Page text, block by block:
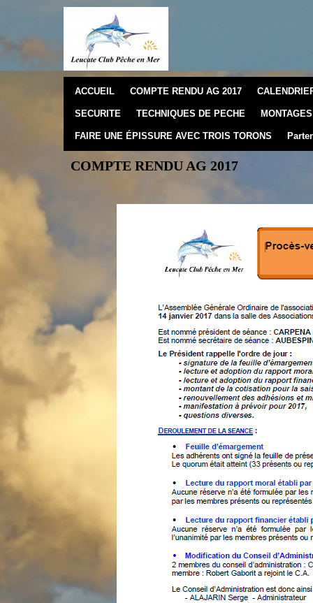
ACCUEIL COMPTE RENDU AG 2017
SECURITE TECHNIQUES DE PECHE
FAIRE UNE ÉPISSURE AVEC TROIS TORONS
COMPTE RENDU AG 2017